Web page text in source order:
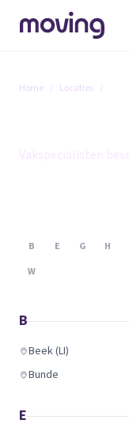
Home / Locaties /
B E G H
W
B
Beek (LI)
Bunde
E